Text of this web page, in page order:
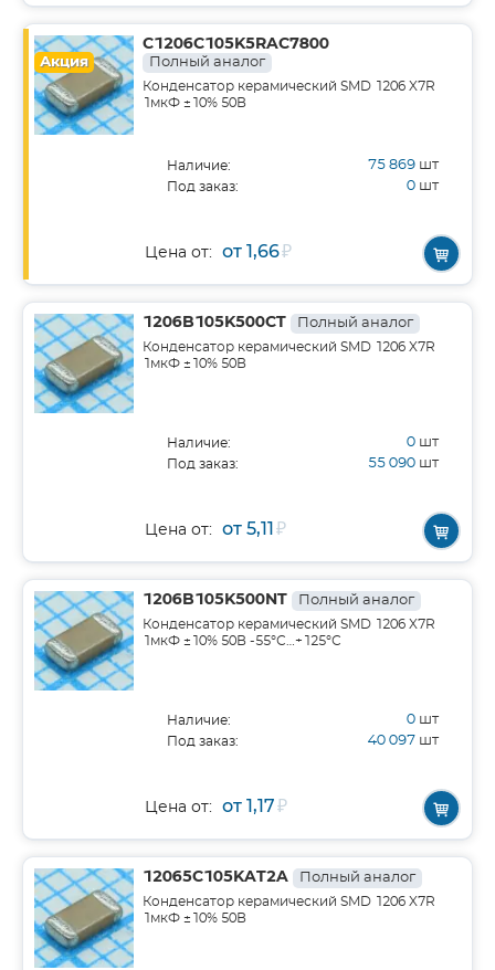
Акция
C1206C105K5RAC7800
Полный аналог
Конденсатор керамический SMD 1206 X7R
1мкФ ±10% 50В
Наличие: 75 869 шт
Под заказ: 0 шт
Цена от: от 1,66₽
1206B105K500CT Полный аналог
Конденсатор керамический SMD 1206 X7R
1мкФ ±10% 50В
Наличие: 0 шт
Под заказ: 55 090 шт
Цена от: от 5,11₽
1206B105K500NT Полный аналог
Конденсатор керамический SMD 1206 X7R
1мкФ ±10% 50В -55°С…+125°С
Наличие: 0 шт
Под заказ: 40 097 шт
Цена от: от 1,17₽
12065C105KAT2A Полный аналог
Конденсатор керамический SMD 1206 X7R
1мкФ ±10% 50В